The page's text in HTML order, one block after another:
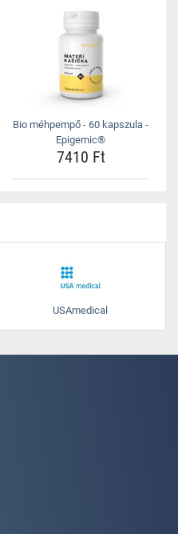
Bio méhpempő - 60 kapszula -
Epigemic®
7410 Ft
USAmedical